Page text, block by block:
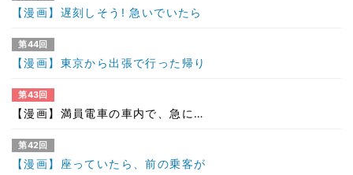
【漫画】遅刻しそう! 急いでいたら
第44回
【漫画】東京から出張で行った帰り
第43回
【漫画】満員電車の車内で、急に…
第42回
【漫画】座っていたら、前の乗客が